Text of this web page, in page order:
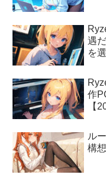
遇
を
作
【
ル
構